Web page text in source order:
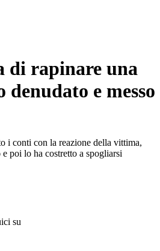
di rapinare una
e messo
i conti con la reazione della vittima,
poi lo ha costretto a spogliarsi
su